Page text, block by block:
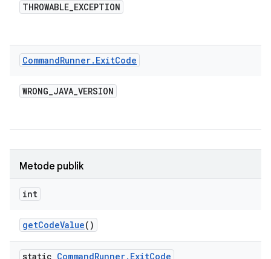
THROWABLE_EXCEPTION
CommandRunner. ExitCode
WRONG_JAVA_VERSION
Metode publik
int
getCodeValue()
static CommandRunner. ExitCode